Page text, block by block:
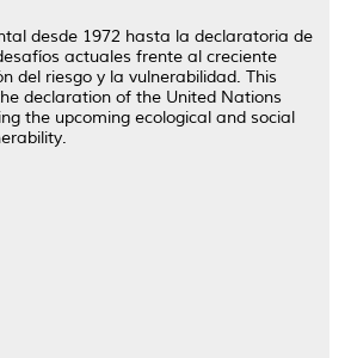
desde 1972 hasta la declaratoria de
actuales frente al creciente
del riesgo y la vulnerabilidad. This
declaration of the United Nations
the upcoming ecological and social